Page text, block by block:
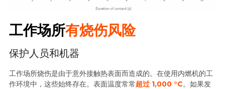
工作场所有烧伤风险
保护人员和机器
工作场所烧伤是由于意外接触热表面而造成的。在使用内燃机的工
作环境中，这些始终存在。表面温度常常超过 1,000 °C。如果发